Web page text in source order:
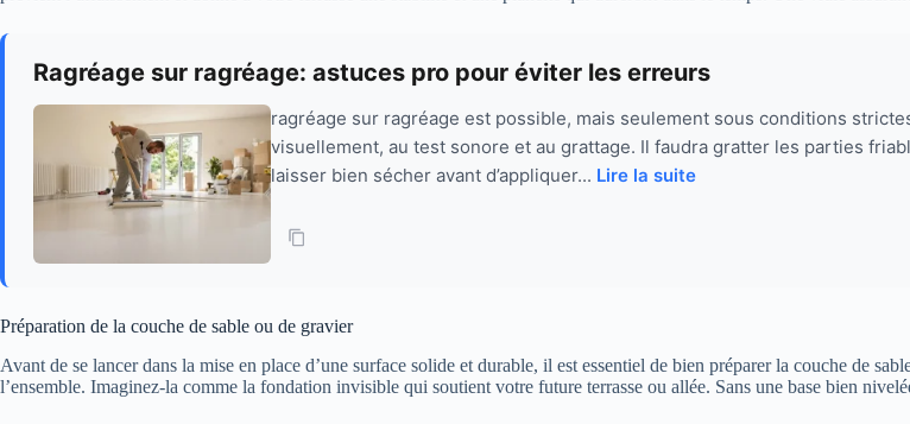
Ragréage sur ragréage: astuces pro pour éviter les erreurs
ragréage sur ragréage est possible, mais seulement sous conditions
visuellement, au test sonore et au grattage. Il faudra gratter les parties
laisser bien sécher avant d’appliquer... Lire la suite
Préparation de la couche de sable ou de gravier
Avant de se lancer dans la mise en place d’une surface solide et durable, il est essentiel de bien préparer la couche de
l’ensemble. Imaginez-la comme la fondation invisible qui soutient votre future terrasse ou allée. Sans une base bien